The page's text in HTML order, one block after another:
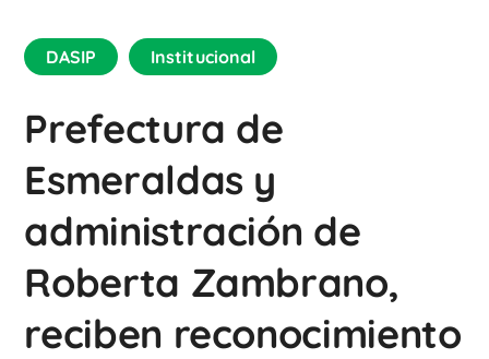
DASIP Institucional
Prefectura de
Esmeraldas y
administración de
Roberta Zambrano,
reciben reconocimiento